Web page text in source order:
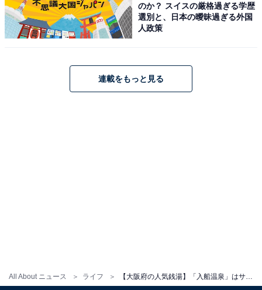
All About ニュース ライフ
入浴：600円
サウナ：400円
のか？ スイスの厳格過ぎる学歴
選別と、日本の曖昧過ぎる外国
人政策
連載をもっと見る